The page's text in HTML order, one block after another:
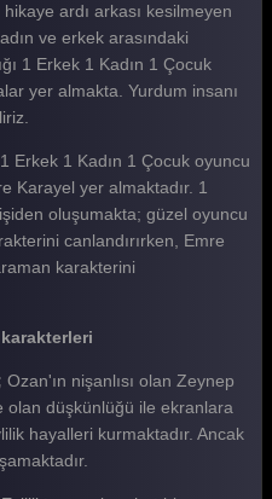
ardı arkası kesilmeyen
ve erkek arasındaki
1 Erkek 1 Kadın 1 Çocuk
yer almakta. Yurdum insanı
Erkek 1 Kadın 1 Çocuk oyuncu
Karayel yer almaktadır. 1
oluşumakta; güzel oyuncu
canlandırırken, Emre
karakterini
Ozan'ın nişanlısı olan Zeynep
olan düşkünlüğü ile ekranlara
hayalleri kurmaktadır. Ancak